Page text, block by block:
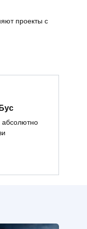
проекты с
абсолютно